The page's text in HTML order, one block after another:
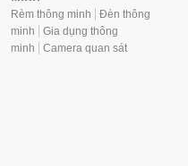
Rèm thông minh
Đèn thông
minh
Gia dụng thông
minh
Camera quan sát